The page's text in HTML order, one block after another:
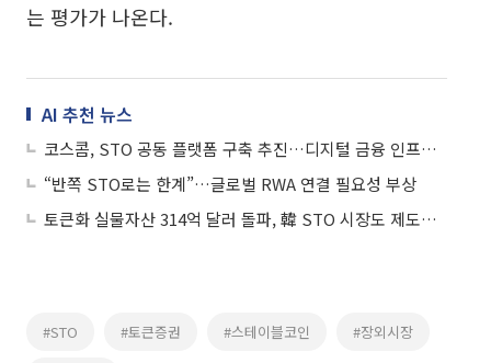
는 평가가 나온다.
AI 추천 뉴스
코스콤, STO 공동 플랫폼 구축 추진…디지털 금융 인프라 강화
“반쪽 STO로는 한계”…글로벌 RWA 연결 필요성 부상
토큰화 실물자산 314억 달러 돌파, 韓 STO 시장도 제도화 속도
#STO #토큰증권 #스테이블코인 #장외시장